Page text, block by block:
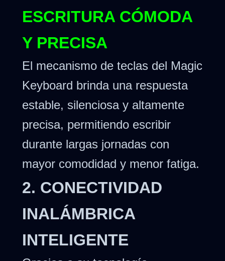
ESCRITURA CÓMODA
Y PRECISA
El mecanismo de teclas del Magic
Keyboard brinda una respuesta
estable, silenciosa y altamente
precisa, permitiendo escribir
durante largas jornadas con
mayor comodidad y menor fatiga.
2. CONECTIVIDAD
INALÁMBRICA
INTELIGENTE